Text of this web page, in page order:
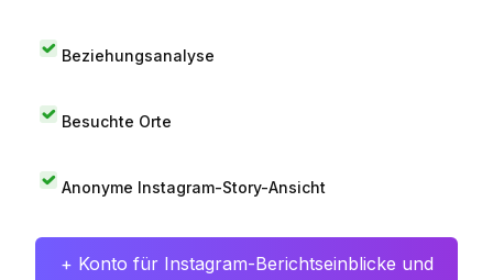
Beziehungsanalyse
Besuchte Orte
Anonyme Instagram-Story-Ansicht
+ Konto für Instagram-Berichtseinblicke und